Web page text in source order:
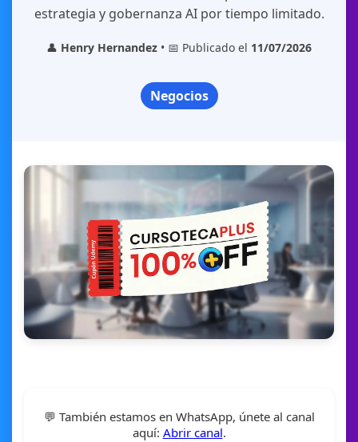
estrategia y gobernanza AI por tiempo limitado.
👤 Henry Hernandez • 📅 Publicado el 11/07/2026
Negocios
💬 También estamos en WhatsApp, únete al canal
aquí: Abrir canal.